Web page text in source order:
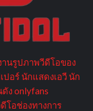
นรูปภาพวีดีโอของ
ปอร์ นักแสดงเอวี นัก
ง onlyfans
โอช่องทางการ